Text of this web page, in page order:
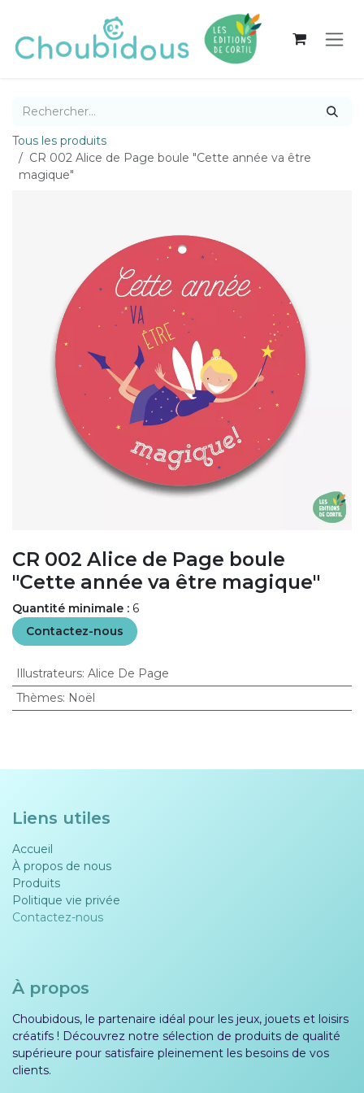
Tous les produits
CR 002 Alice de Page boule "Cette année va être
magique"
CR 002 Alice de Page boule
"Cette année va être magique"
Quantité minimale : 6
Contactez-nous
Illustrateurs: Alice De Page
Thèmes: Noël
Liens utiles
Accueil
À propos de nous
Produits
Politique vie privée​​
Contactez-nous
À propos
Choubidous, le partenaire idéal pour les jeux, jouets et loisirs
créatifs ! Découvrez notre sélection de produits de qualité
supérieure pour satisfaire pleinement les besoins de vos
clients.